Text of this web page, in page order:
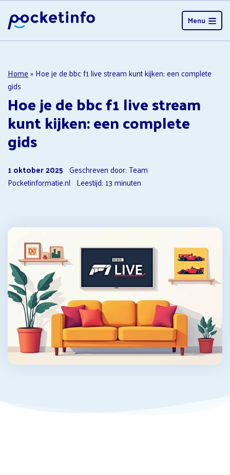
Menu
Home»Hoe je de bbc f1 live stream kunt kijken: een complete
gids
Hoe je de bbc f1 live stream
kunt kijken: een complete
gids
1 oktober 2025 Geschreven door: Team
Pocketinformatie.nl Leestijd: 13minuten